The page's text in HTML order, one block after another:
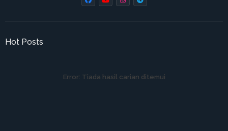
Hot Posts
Error: Tiada hasil carian ditemui